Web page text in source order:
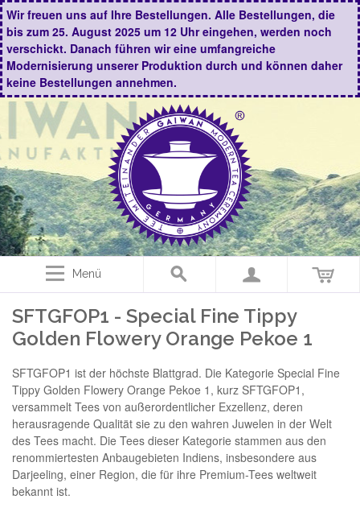
Wir freuen uns auf Ihre Bestellungen. Alle Bestellungen, die
bis zum 25. August 2025 um 12 Uhr eingehen, werden noch
verschickt. Danach führen wir eine umfangreiche
Modernisierung unserer Produktion durch und können daher
keine Bestellungen annehmen.
Menü
SFTGFOP1 - Special Fine Tippy
Golden Flowery Orange Pekoe 1
SFTGFOP1 ist der höchste Blattgrad. Die Kategorie Special Fine
Tippy Golden Flowery Orange Pekoe 1, kurz SFTGFOP1,
versammelt Tees von außerordentlicher Exzellenz, deren
herausragende Qualität sie zu den wahren Juwelen in der Welt
des Tees macht. Die Tees dieser Kategorie stammen aus den
renommiertesten Anbaugebieten Indiens, insbesondere aus
Darjeeling, einer Region, die für ihre Premium-Tees weltweit
bekannt ist.